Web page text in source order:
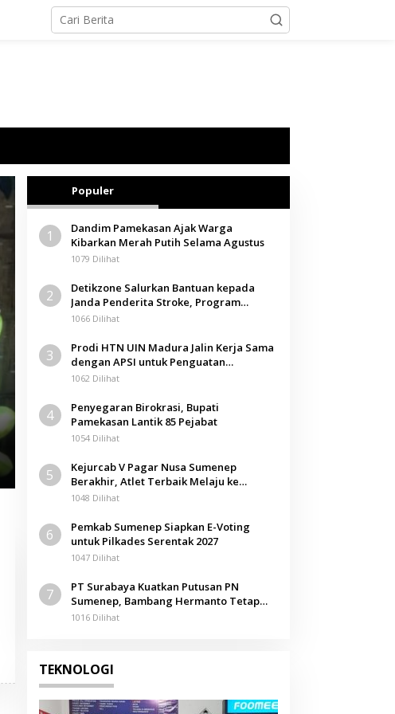
Populer
1
Dandim Pamekasan Ajak Warga
Kibarkan Merah Putih Selama Agustus
1079 Dilihat
2
Detikzone Salurkan Bantuan kepada
Janda Penderita Stroke, Program
Berbagi Masuki Hari ke-61
1066 Dilihat
3
Prodi HTN UIN Madura Jalin Kerja Sama
dengan APSI untuk Penguatan
Kompetensi Mahasiswa
1062 Dilihat
4
Penyegaran Birokrasi, Bupati
Pamekasan Lantik 85 Pejabat
1054 Dilihat
5
Kejurcab V Pagar Nusa Sumenep
Berakhir, Atlet Terbaik Melaju ke
Kejurwil Jatim
1048 Dilihat
6
Pemkab Sumenep Siapkan E-Voting
untuk Pilkades Serentak 2027
1047 Dilihat
7
PT Surabaya Kuatkan Putusan PN
Sumenep, Bambang Hermanto Tetap
Dinyatakan Pemilik Sah Tanah di
1016 Dilihat
TEKNOLOGI